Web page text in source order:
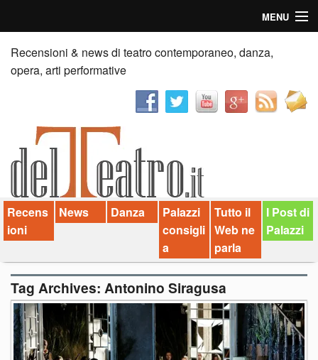
MENU
Home
Recensioni
News
Palazzi consiglia
Video
Chi siamo
Contatti
dT in English
Recensioni & news di teatro contemporaneo, danza,
opera, arti performative
Recens
ioni
News Danza
Palazzi
consigli
a
Tutto il
Web ne
parla
I Post di
Palazzi
Tag Archives: Antonino Siragusa